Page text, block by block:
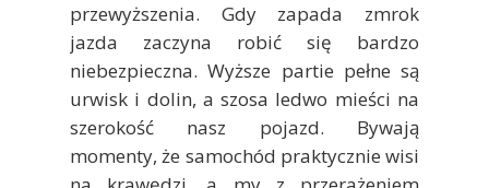
przewyższenia. Gdy zapada zmrok
jazda zaczyna robić się bardzo
niebezpieczna. Wyższe partie pełne są
urwisk i dolin, a szosa ledwo mieści na
szerokość nasz pojazd. Bywają
momenty, że samochód praktycznie wisi